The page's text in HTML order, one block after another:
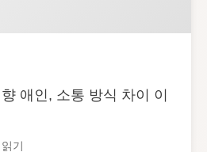
애인, 소통 방식 차이 이
기